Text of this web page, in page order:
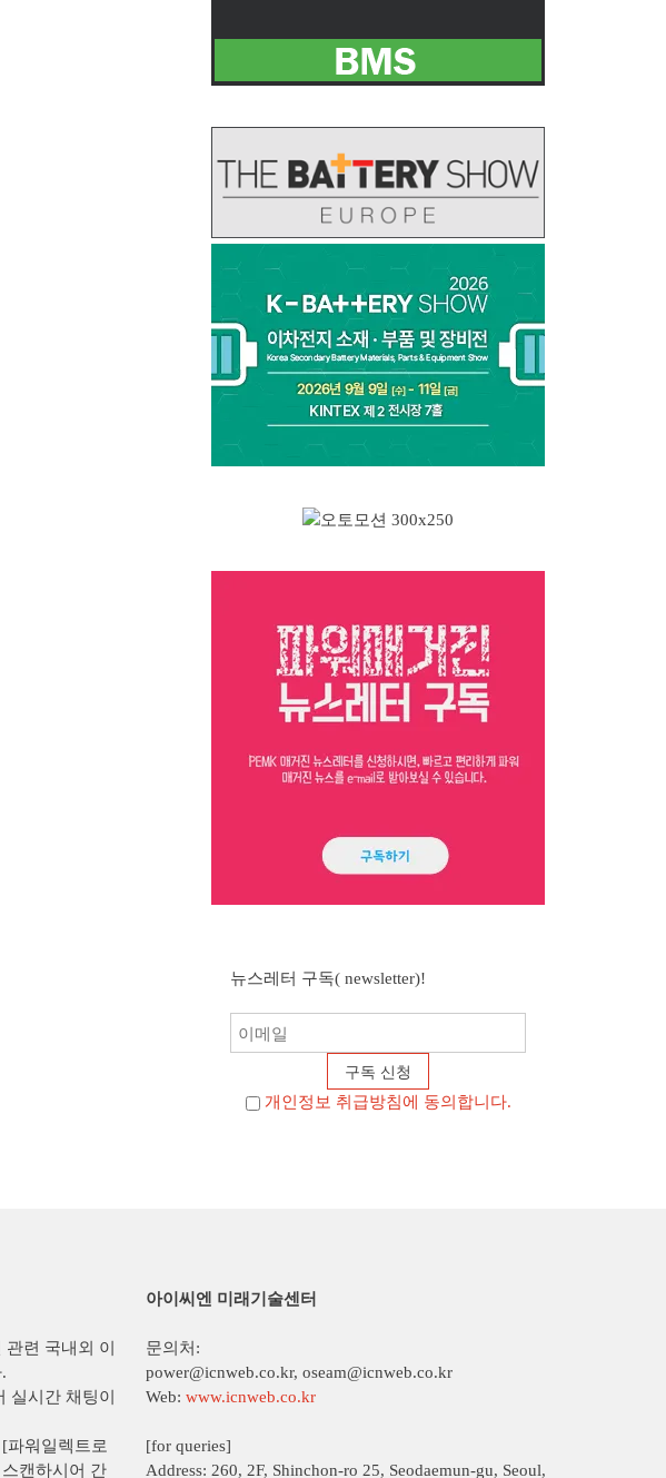
뉴스레터 구독( newsletter)!
개인정보 취급방침에 동의합니다.
련 국내외 이
실시간 채팅이
파워일렉트로
캔하시어 간
아이씨엔 미래기술센터
문의처:
power@icnweb.co.kr, oseam@icnweb.co.kr
Web:www.icnweb.co.kr
[for queries]
Address: 260, 2F, Shinchon-ro 25, Seodaemun-gu, Seoul,